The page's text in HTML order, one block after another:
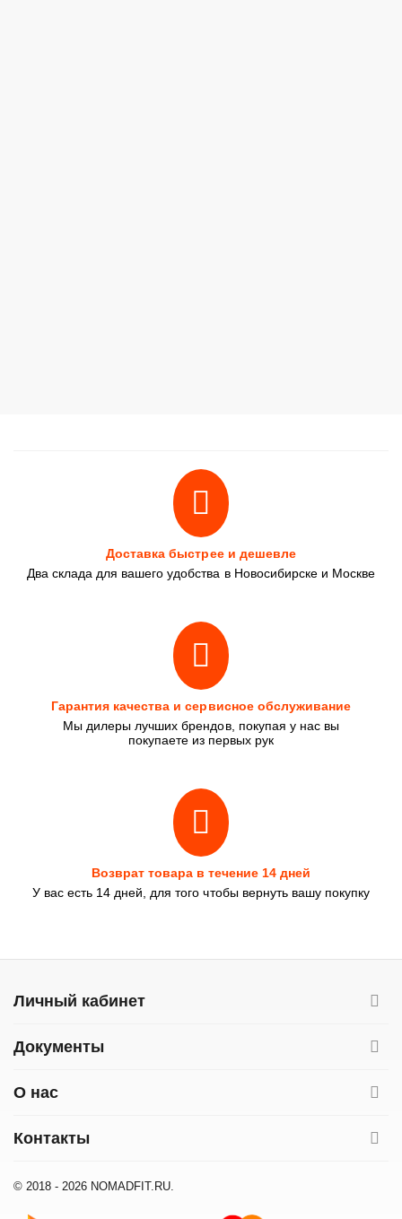
Доставка быстрее и дешевле
Два склада для вашего удобства в Новосибирске и Москве
Гарантия качества и сервисное обслуживание
Мы дилеры лучших брендов, покупая у нас вы
покупаете из первых рук
Возврат товара в течение 14 дней
У вас есть 14 дней, для того чтобы вернуть вашу покупку
Личный кабинет
Документы
О нас
Контакты
© 2018 - 2026 NOMADFIT.RU.